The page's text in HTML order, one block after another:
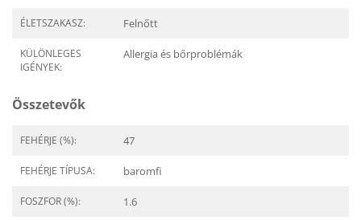
ÉLETSZAKASZ: Felnőtt
KÜLÖNLEGES
IGÉNYEK:
Allergia és bőrproblémák
Összetevők
FEHÉRJE (%): 47
FEHÉRJE TÍPUSA: baromfi
FOSZFOR (%): 1.6